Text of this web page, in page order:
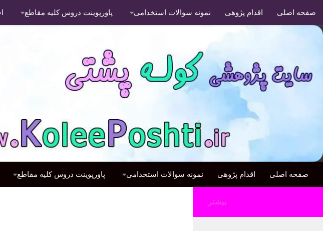
صفحه اصلی اقدام پژوهی نمونه سوالات استخدامی پاورپوینت دروس کلیه مقاطع
صفحه اصلی اقدام پژوهی نمونه سوالات استخدامی پاورپوینت دروس کلیه مقاطع
بیشتر